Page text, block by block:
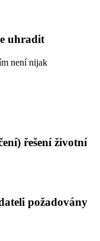
uhradit
není nijak
řešení životní
požadovány